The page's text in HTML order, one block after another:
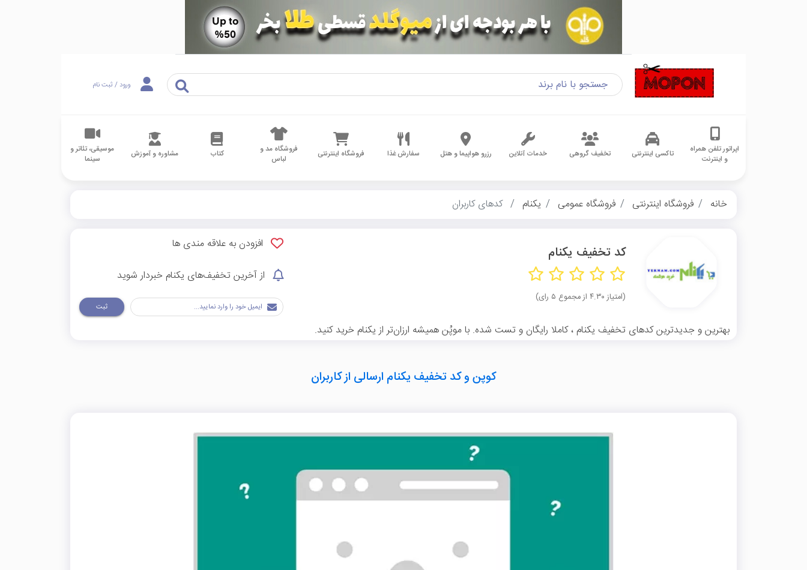
ورود / ثبت نام
اپراتور تلفن همراه
و اینترنت
تاکسی اینترنتی تخفیف گروهی خدمات آنلاین رزرو هواپیما و هتل سفارش غذا فروشگاه اینترنتی
فروشگاه مد و
لباس
کتاب مشاوره و آموزش
موسیقی، تئاتر و
سینما
خانه فروشگاه اینترنتی فروشگاه عمومی یکنام کدهای کاربران
کد تخفیف یکنام
(امتیاز ۴.۳۰ از مجموع ۵ رای)
افزودن به علاقه مندی ها
از آخرین تخفیف‌های یکنام خبردار شوید
ثبت
بهترین و جدیدترین کدهای تخفیف یکنام ، کاملا رایگان و تست شده. با موپُن همیشه ارزان‌تر از یکنام خرید کنید.
کوپن و کد تخفیف یکنام ارسالی از کاربران